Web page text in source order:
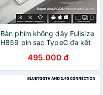
Bàn phím không dây Fullsize
H859 pin sạc TypeC đa kết
Usb wireless 2.4G hàng
nhập khẩu
495.000 đ